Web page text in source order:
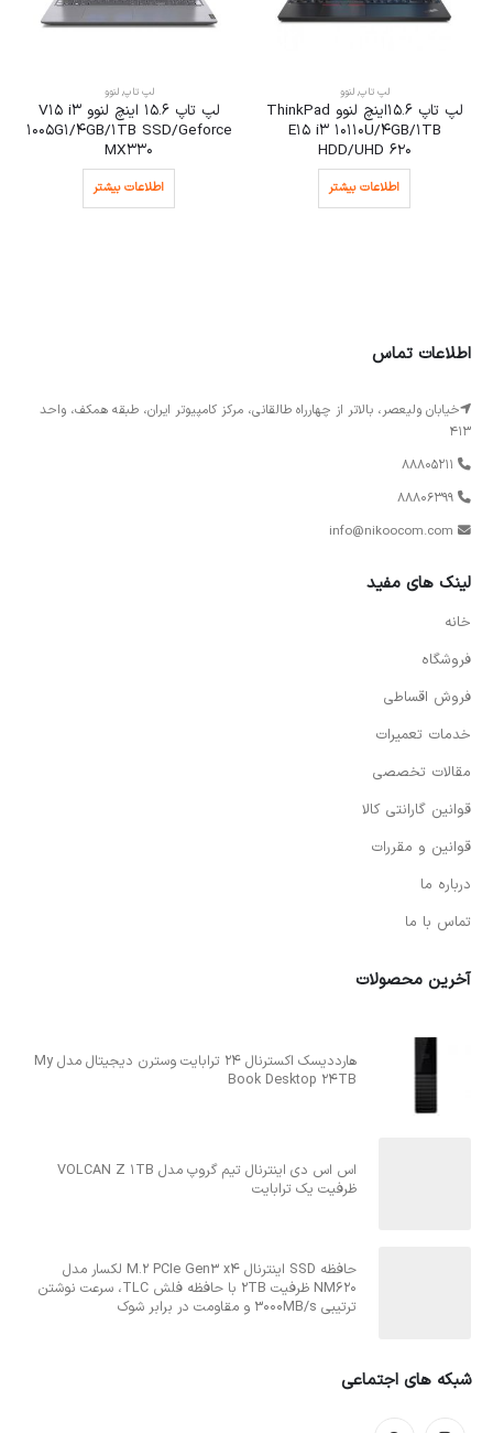
لپ تاپ,لنوو
لپ تاپ 15.6اینچ لنوو ThinkPad
E15 i3 10110U/4GB/1TB
HDD/UHD 620
اطلاعات بیشتر
لپ تاپ,لنوو
لپ تاپ 15.6 اینچ لنوو V15 i3
1005G1/4GB/1TB SSD/Geforce
MX330
اطلاعات بیشتر
اطلاعات تماس
خیابان ولیعصر، بالاتر از چهارراه طالقانی، مرکز کامپیوتر ایران، طبقه همکف، واحد
413
88805211
88806399
info@nikoocom.com
لینک های مفید
خانه
فروشگاه
فروش اقساطی
خدمات تعمیرات
مقالات تخصصی
قوانین گارانتی کالا
قوانین و مقررات
درباره ما
تماس با ما
آخرین محصولات
هارددیسک اکسترنال 24 ترابایت وسترن دیجیتال مدل My
Book Desktop 24TB
اس اس دی اینترنال تیم گروپ مدل VOLCAN Z 1TB
ظرفیت یک ترابایت
حافظه SSD اینترنال M.2 PCIe Gen3 x4 لکسار مدل
NM620 ظرفیت 2TB با حافظه فلش TLC، سرعت نوشتن
ترتیبی 3000MB/s و مقاومت در برابر شوک
شبکه های اجتماعی